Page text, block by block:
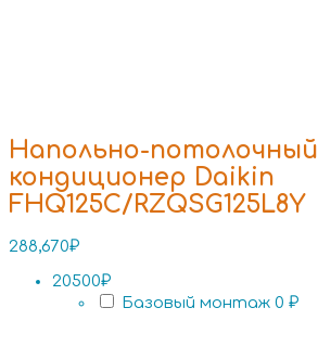
Напольно-потолочный
кондиционер Daikin
FHQ125C/RZQSG125L8Y
288,670₽
20500₽
Базовый монтаж 0 ₽